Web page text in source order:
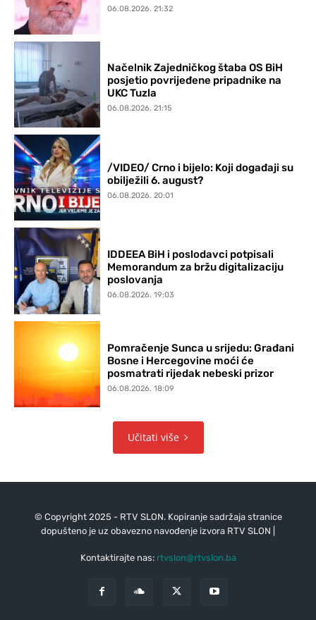
06.08.2026. 21:32
Načelnik Zajedničkog štaba OS BiH
posjetio povrijeđene pripadnike na
UKC Tuzla
06.08.2026. 21:15
/VIDEO/ Crno i bijelo: Koji događaji su
obilježili 6. august?
06.08.2026. 20:01
IDDEEA BiH i poslodavci potpisali
Memorandum za bržu digitalizaciju
poslovanja
06.08.2026. 19:03
Pomračenje Sunca u srijedu: Građani
Bosne i Hercegovine moći će
posmatrati rijedak nebeski prizor
06.08.2026. 18:09
Učitati više
© Copyright 2025 - RTV SLON. Kopiranje sadržaja stranice
dopušteno je uz obavezno navođenje izvora RTV SLON |
Kontaktirajte nas: rtvslon@rtvslon.ba